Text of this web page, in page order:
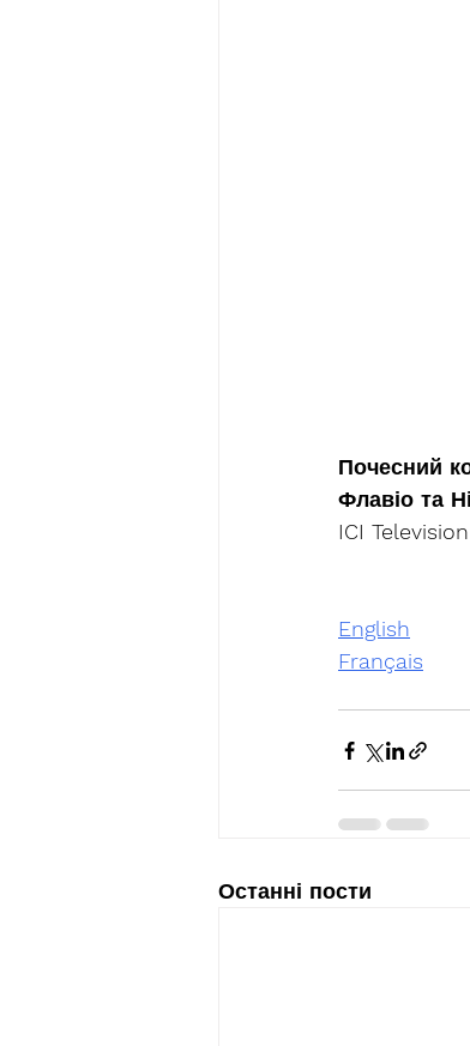
Почесний
Флавіо та
ICI
English
Français
Останні пости